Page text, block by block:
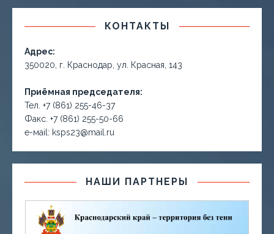
КОНТАКТЫ
Адрес:
350020, г. Краснодар, ул. Красная, 143
Приёмная председателя:
Тел. +7 (861) 255-46-37
Факс. +7 (861) 255-50-66
е-маil: ksps23@mail.ru
НАШИ ПАРТНЕРЫ